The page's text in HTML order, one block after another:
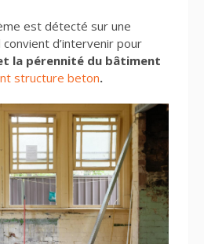
est détecté sur une
d’intervenir pour
la pérennité du bâtiment
structure beton.